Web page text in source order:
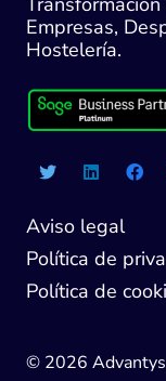
Empresas,
Hostelería.
Aviso legal
Política de
Política de
© 2026